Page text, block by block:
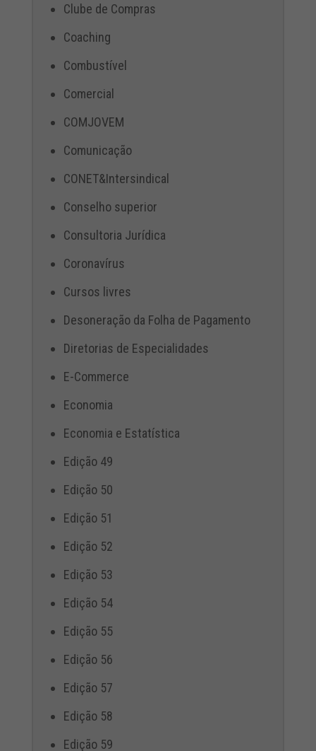
Clube de Compras
Coaching
Combustível
Comercial
COMJOVEM
Comunicação
CONET&Intersindical
Conselho superior
Consultoria Jurídica
Coronavírus
Cursos livres
Desoneração da Folha de Pagamento
Diretorias de Especialidades
E-Commerce
Economia
Economia e Estatística
Edição 49
Edição 50
Edição 51
Edição 52
Edição 53
Edição 54
Edição 55
Edição 56
Edição 57
Edição 58
Edição 59